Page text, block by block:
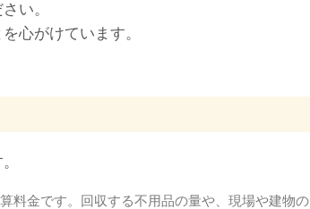
い。
心がけています。
料金です。回収する不用品の量や、現場や建物の